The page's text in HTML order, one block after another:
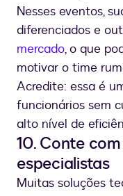
Nesses eventos,
diferenciados e
mercado, o que
motivar o time
Acredite: essa é
funcionários sem
alto nível de
10. Conte
especialistas
Muitas soluções